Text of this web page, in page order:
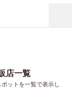
店一覧
ットを一覧で表示し